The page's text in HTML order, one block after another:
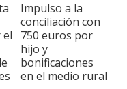
Impulso a la
conciliación con
750 euros por
hijo y
bonificaciones
en el medio rural